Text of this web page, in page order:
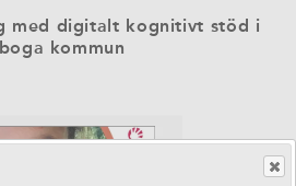
med digitalt kognitivt stöd i
kommun